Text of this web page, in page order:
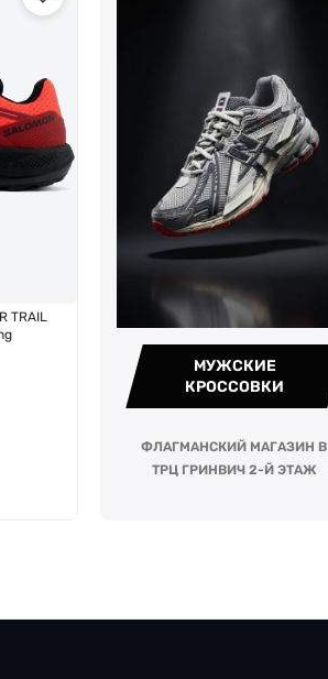
TRAIL
МУЖСКИЕ
КРОССОВКИ
ФЛАГМАНСКИЙ МАГАЗИН В
ТРЦ ГРИНВИЧ 2-Й ЭТАЖ